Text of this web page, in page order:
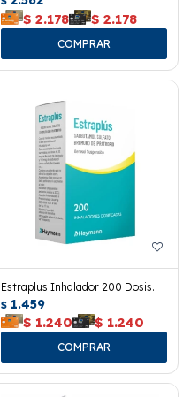
$ 2.178 $ 2.178
Estraplus Inhalador 200 Dosis.
$ 1.459
$ 1.240 $ 1.240